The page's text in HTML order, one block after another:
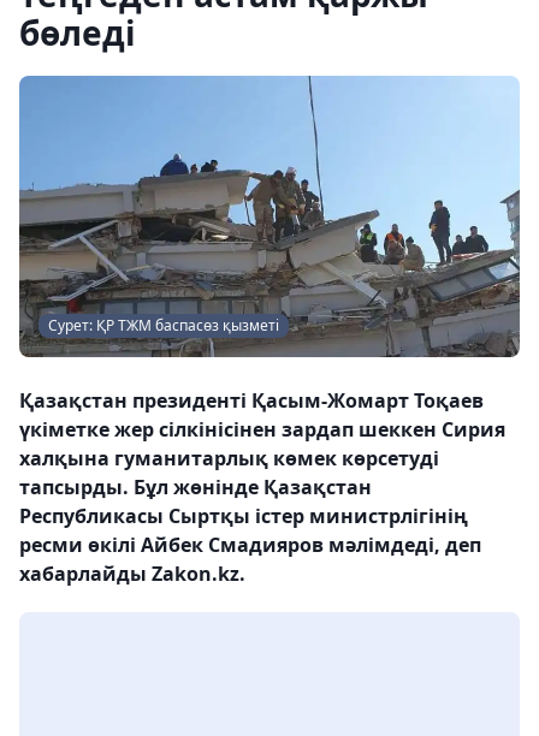
бөледі
Сурет: ҚР ТЖМ баспасөз қызметі
Қазақстан президенті Қасым-Жомарт Тоқаев
үкіметке жер сілкінісінен зардап шеккен Сирия
халқына гуманитарлық көмек көрсетуді
тапсырды. Бұл жөнінде Қазақстан
Республикасы Сыртқы істер министрлігінің
ресми өкілі Айбек Смадияров мәлімдеді, деп
хабарлайды Zakon.kz.